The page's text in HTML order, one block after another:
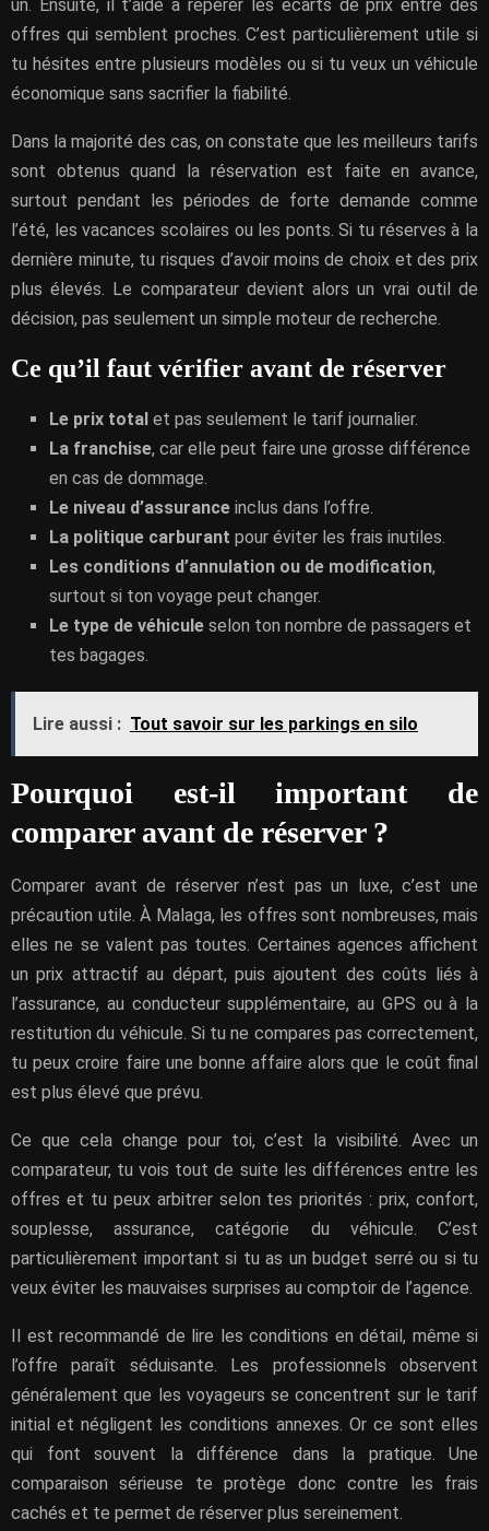
un. Ensuite, il t’aide à repérer les écarts de prix entre des
offres qui semblent proches. C’est particulièrement utile si
tu hésites entre plusieurs modèles ou si tu veux un véhicule
économique sans sacrifier la fiabilité.
Dans la majorité des cas, on constate que les meilleurs tarifs
sont obtenus quand la réservation est faite en avance,
surtout pendant les périodes de forte demande comme
l’été, les vacances scolaires ou les ponts. Si tu réserves à la
dernière minute, tu risques d’avoir moins de choix et des prix
plus élevés. Le comparateur devient alors un vrai outil de
décision, pas seulement un simple moteur de recherche.
Ce qu’il faut vérifier avant de réserver
Le prix total et pas seulement le tarif journalier.
La franchise, car elle peut faire une grosse différence
en cas de dommage.
Le niveau d’assurance inclus dans l’offre.
La politique carburant pour éviter les frais inutiles.
Les conditions d’annulation ou de modification,
surtout si ton voyage peut changer.
Le type de véhicule selon ton nombre de passagers et
tes bagages.
Lire aussi : Tout savoir sur les parkings en silo
Pourquoi est-il important de
comparer avant de réserver ?
Comparer avant de réserver n’est pas un luxe, c’est une
précaution utile. À Malaga, les offres sont nombreuses, mais
elles ne se valent pas toutes. Certaines agences affichent
un prix attractif au départ, puis ajoutent des coûts liés à
l’assurance, au conducteur supplémentaire, au GPS ou à la
restitution du véhicule. Si tu ne compares pas correctement,
tu peux croire faire une bonne affaire alors que le coût final
est plus élevé que prévu.
Ce que cela change pour toi, c’est la visibilité. Avec un
comparateur, tu vois tout de suite les différences entre les
offres et tu peux arbitrer selon tes priorités : prix, confort,
souplesse, assurance, catégorie du véhicule. C’est
particulièrement important si tu as un budget serré ou si tu
veux éviter les mauvaises surprises au comptoir de l’agence.
Il est recommandé de lire les conditions en détail, même si
l’offre paraît séduisante. Les professionnels observent
généralement que les voyageurs se concentrent sur le tarif
initial et négligent les conditions annexes. Or ce sont elles
qui font souvent la différence dans la pratique. Une
comparaison sérieuse te protège donc contre les frais
cachés et te permet de réserver plus sereinement.